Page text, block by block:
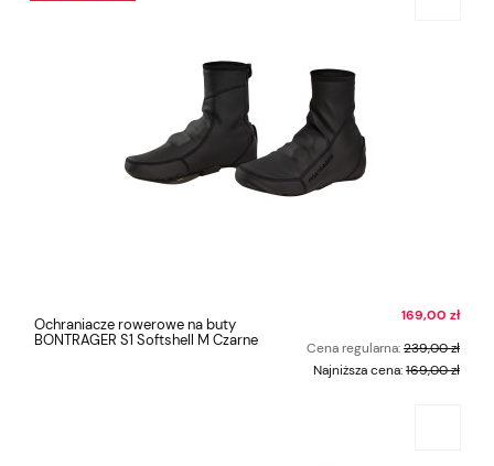
Ochraniacze rowerowe na buty
BONTRAGER S1 Softshell M Czarne
169,00 zł
Cena regularna:239,00 zł
Najniższa cena:169,00 zł